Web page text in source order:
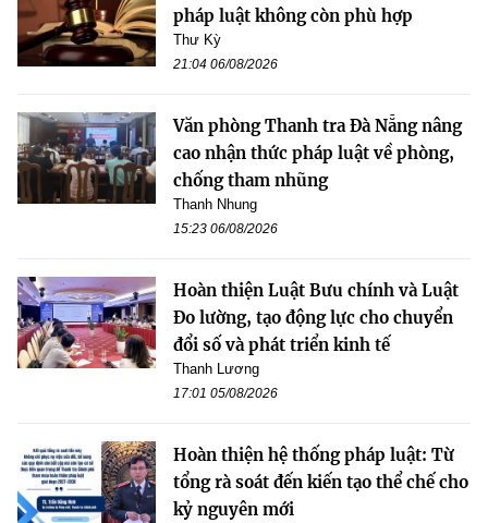
pháp luật không còn phù hợp
Thư Kỳ
21:04 06/08/2026
Văn phòng Thanh tra Đà Nẵng nâng
cao nhận thức pháp luật về phòng,
chống tham nhũng
Thanh Nhung
15:23 06/08/2026
Hoàn thiện Luật Bưu chính và Luật
Đo lường, tạo động lực cho chuyển
đổi số và phát triển kinh tế
Thanh Lương
17:01 05/08/2026
Hoàn thiện hệ thống pháp luật: Từ
tổng rà soát đến kiến tạo thể chế cho
kỷ nguyên mới